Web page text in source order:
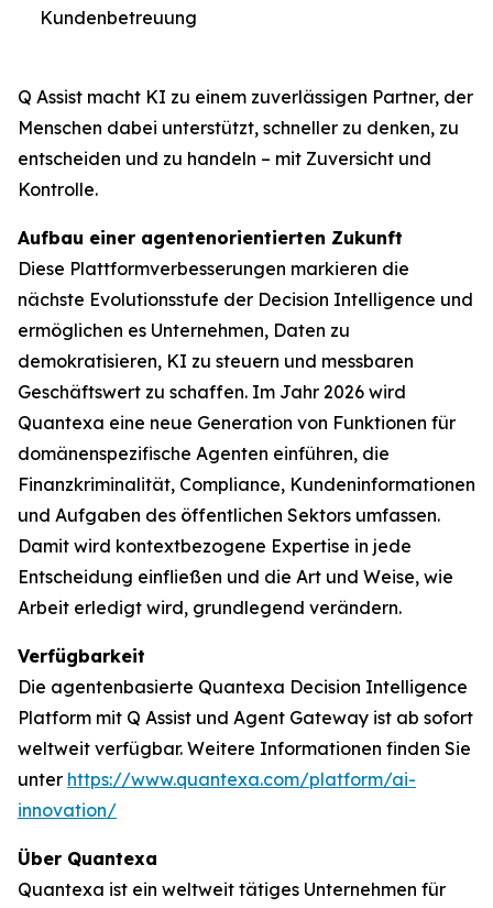
Kundenbetreuung
Q Assist macht KI zu einem zuverlässigen Partner, der
Menschen dabei unterstützt, schneller zu denken, zu
entscheiden und zu handeln – mit Zuversicht und
Kontrolle.
Aufbau einer agentenorientierten Zukunft
Diese Plattformverbesserungen markieren die
nächste Evolutionsstufe der Decision Intelligence und
ermöglichen es Unternehmen, Daten zu
demokratisieren, KI zu steuern und messbaren
Geschäftswert zu schaffen. Im Jahr 2026 wird
Quantexa eine neue Generation von Funktionen für
domänenspezifische Agenten einführen, die
Finanzkriminalität, Compliance, Kundeninformationen
und Aufgaben des öffentlichen Sektors umfassen.
Damit wird kontextbezogene Expertise in jede
Entscheidung einfließen und die Art und Weise, wie
Arbeit erledigt wird, grundlegend verändern.
Verfügbarkeit
Die agentenbasierte Quantexa Decision Intelligence
Platform mit Q Assist und Agent Gateway ist ab sofort
weltweit verfügbar. Weitere Informationen finden Sie
unter https://www.quantexa.com/platform/ai-
innovation/
Über Quantexa
Quantexa ist ein weltweit tätiges Unternehmen für